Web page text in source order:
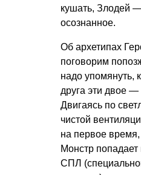
кушать, Злодей
осознанное.
Об архетипах
поговорим
надо упомянуть,
друга эти двое
Двигаясь по
чистой
на первое
Монстр попадает
СПЛ